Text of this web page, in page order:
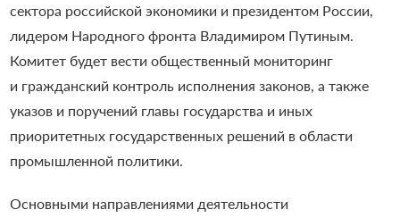
сектора российской экономики и президентом России,
лидером Народного фронта Владимиром Путиным.
Комитет будет вести общественный мониторинг
и гражданский контроль исполнения законов, а также
указов и поручений главы государства и иных
приоритетных государственных решений в области
промышленной политики.
Основными направлениями деятельности